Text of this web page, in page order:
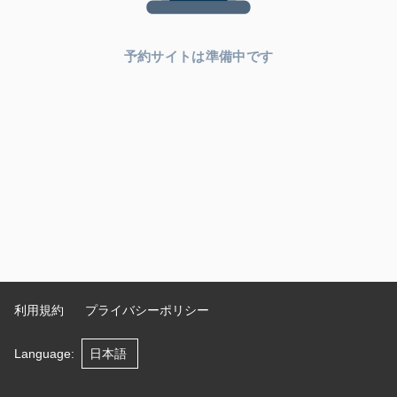
予約サイトは準備中です
利用規約 プライバシーポリシー
Language: